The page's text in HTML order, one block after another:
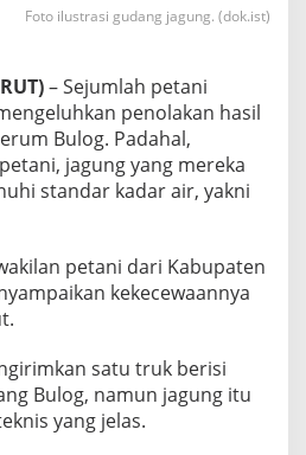
Foto ilustrasi gudang jagung. (dok.ist)
– Sejumlah petani
penolakan hasil
Bulog. Padahal,
jagung yang mereka
standar kadar air, yakni
petani dari Kabupaten
kekecewaannya
satu truk berisi
Bulog, namun jagung itu
yang jelas.